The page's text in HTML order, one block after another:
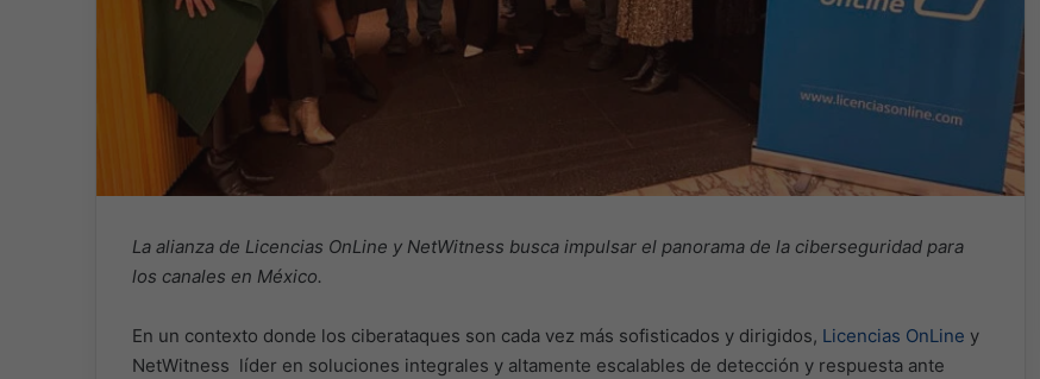
La alianza de Licencias OnLine y NetWitness busca impulsar el panorama de la ciberseguridad para
los canales en México.
En un contexto donde los ciberataques son cada vez más sofisticados y dirigidos, Licencias OnLine y
NetWitness líder en soluciones integrales y altamente escalables de detección y respuesta ante